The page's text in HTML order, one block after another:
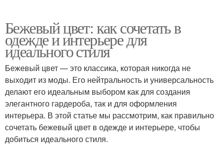
Бежевый цвет: как сочетать в
одежде и интерьере для
идеального стиля
Бежевый цвет — это классика, которая никогда не
выходит из моды. Его нейтральность и универсальность
делают его идеальным выбором как для создания
элегантного гардероба, так и для оформления
интерьера. В этой статье мы рассмотрим, как правильно
сочетать бежевый цвет в одежде и интерьере, чтобы
добиться идеального стиля.